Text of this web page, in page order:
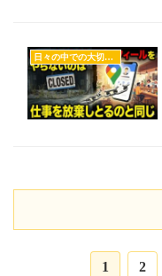
日々の中での大切な気付き
1 2